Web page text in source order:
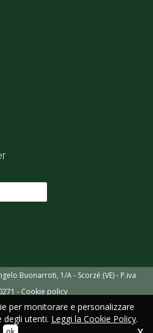
Buonarroti, 1/A - Scorzé (VE) - P.iva
- Cookie policy
per monitorare e personalizzare
degli utenti. Leggi la Cookie Policy.